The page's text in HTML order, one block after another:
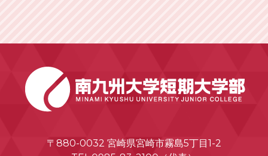
〒880-0032 宮崎県宮崎市霧島5丁目1-2